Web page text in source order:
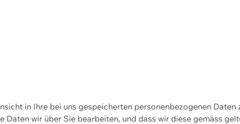
in Ihre bei uns gespeicherten personenbezogenen
wir über Sie bearbeiten, und dass wir diese gemäss